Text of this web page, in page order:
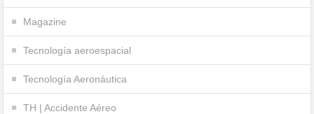
Magazine
Tecnología aeroespacial
Tecnología Aeronáutica
TH | Accidente Aéreo